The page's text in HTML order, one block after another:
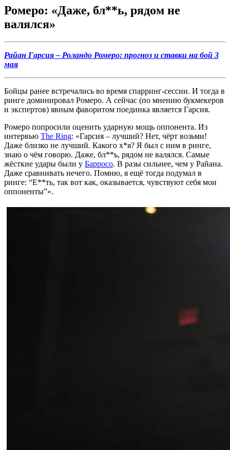
Ромеро: «Даже, бл**ь, рядом не
валялся»
Райан Гарсия – Роландо Ромеро: прогноз и ставки на бой 3
мая
Бойцы ранее встречались во время спарринг-сессии. И тогда в
ринге доминировал Ромеро. А сейчас (по мнению букмекеров
и экспертов) явным фаворитом поединка является Гарсия.
Ромеро попросили оценить ударную мощь оппонента. Из
интервью The Ring: «Гарсия – лучший? Нет, чёрт возьми!
Даже близко не лучший. Какого х*я? Я был с ним в ринге,
знаю о чём говорю. Даже, бл**ь, рядом не валялся. Самые
жёсткие удары были у Барросо. В разы сильнее, чем у Райана.
Даже сравнивать нечего. Помню, я ещё тогда подумал в
ринге: “Е**ть, так вот как, оказывается, чувствуют себя мои
оппоненты”».